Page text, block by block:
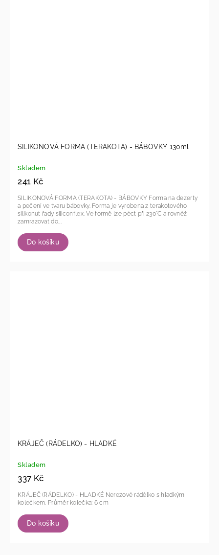
SILIKONOVÁ FORMA (TERAKOTA) - BÁBOVKY 130ml
Skladem
241 Kč
Do košíku
SILIKONOVÁ FORMA (TERAKOTA) - BÁBOVKY Forma na dezerty
a pečení ve tvaru bábovky. Forma je vyrobena z terakotového
silikonut řady siliconflex. Ve formě lze péct při 230°C a rovněž
zamrazovat do...
KRÁJEČ (RÁDELKO) - HLADKÉ
Skladem
337 Kč
Do košíku
KRÁJEČ (RÁDELKO) - HLADKÉ Nerezové rádélko s hladkým